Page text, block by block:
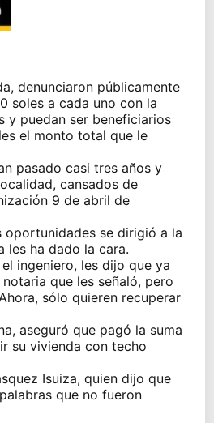
denunciaron públicamente
soles a cada uno con la
y puedan ser beneficiarios
el monto total que le
pasado casi tres años y
cansados de
9 de abril de
oportunidades se dirigió a la
les ha dado la cara.
ingeniero, les dijo que ya
que les señaló, pero
sólo quieren recuperar
aseguró que pagó la suma
su vivienda con techo
Isuiza, quien dijo que
que no fueron